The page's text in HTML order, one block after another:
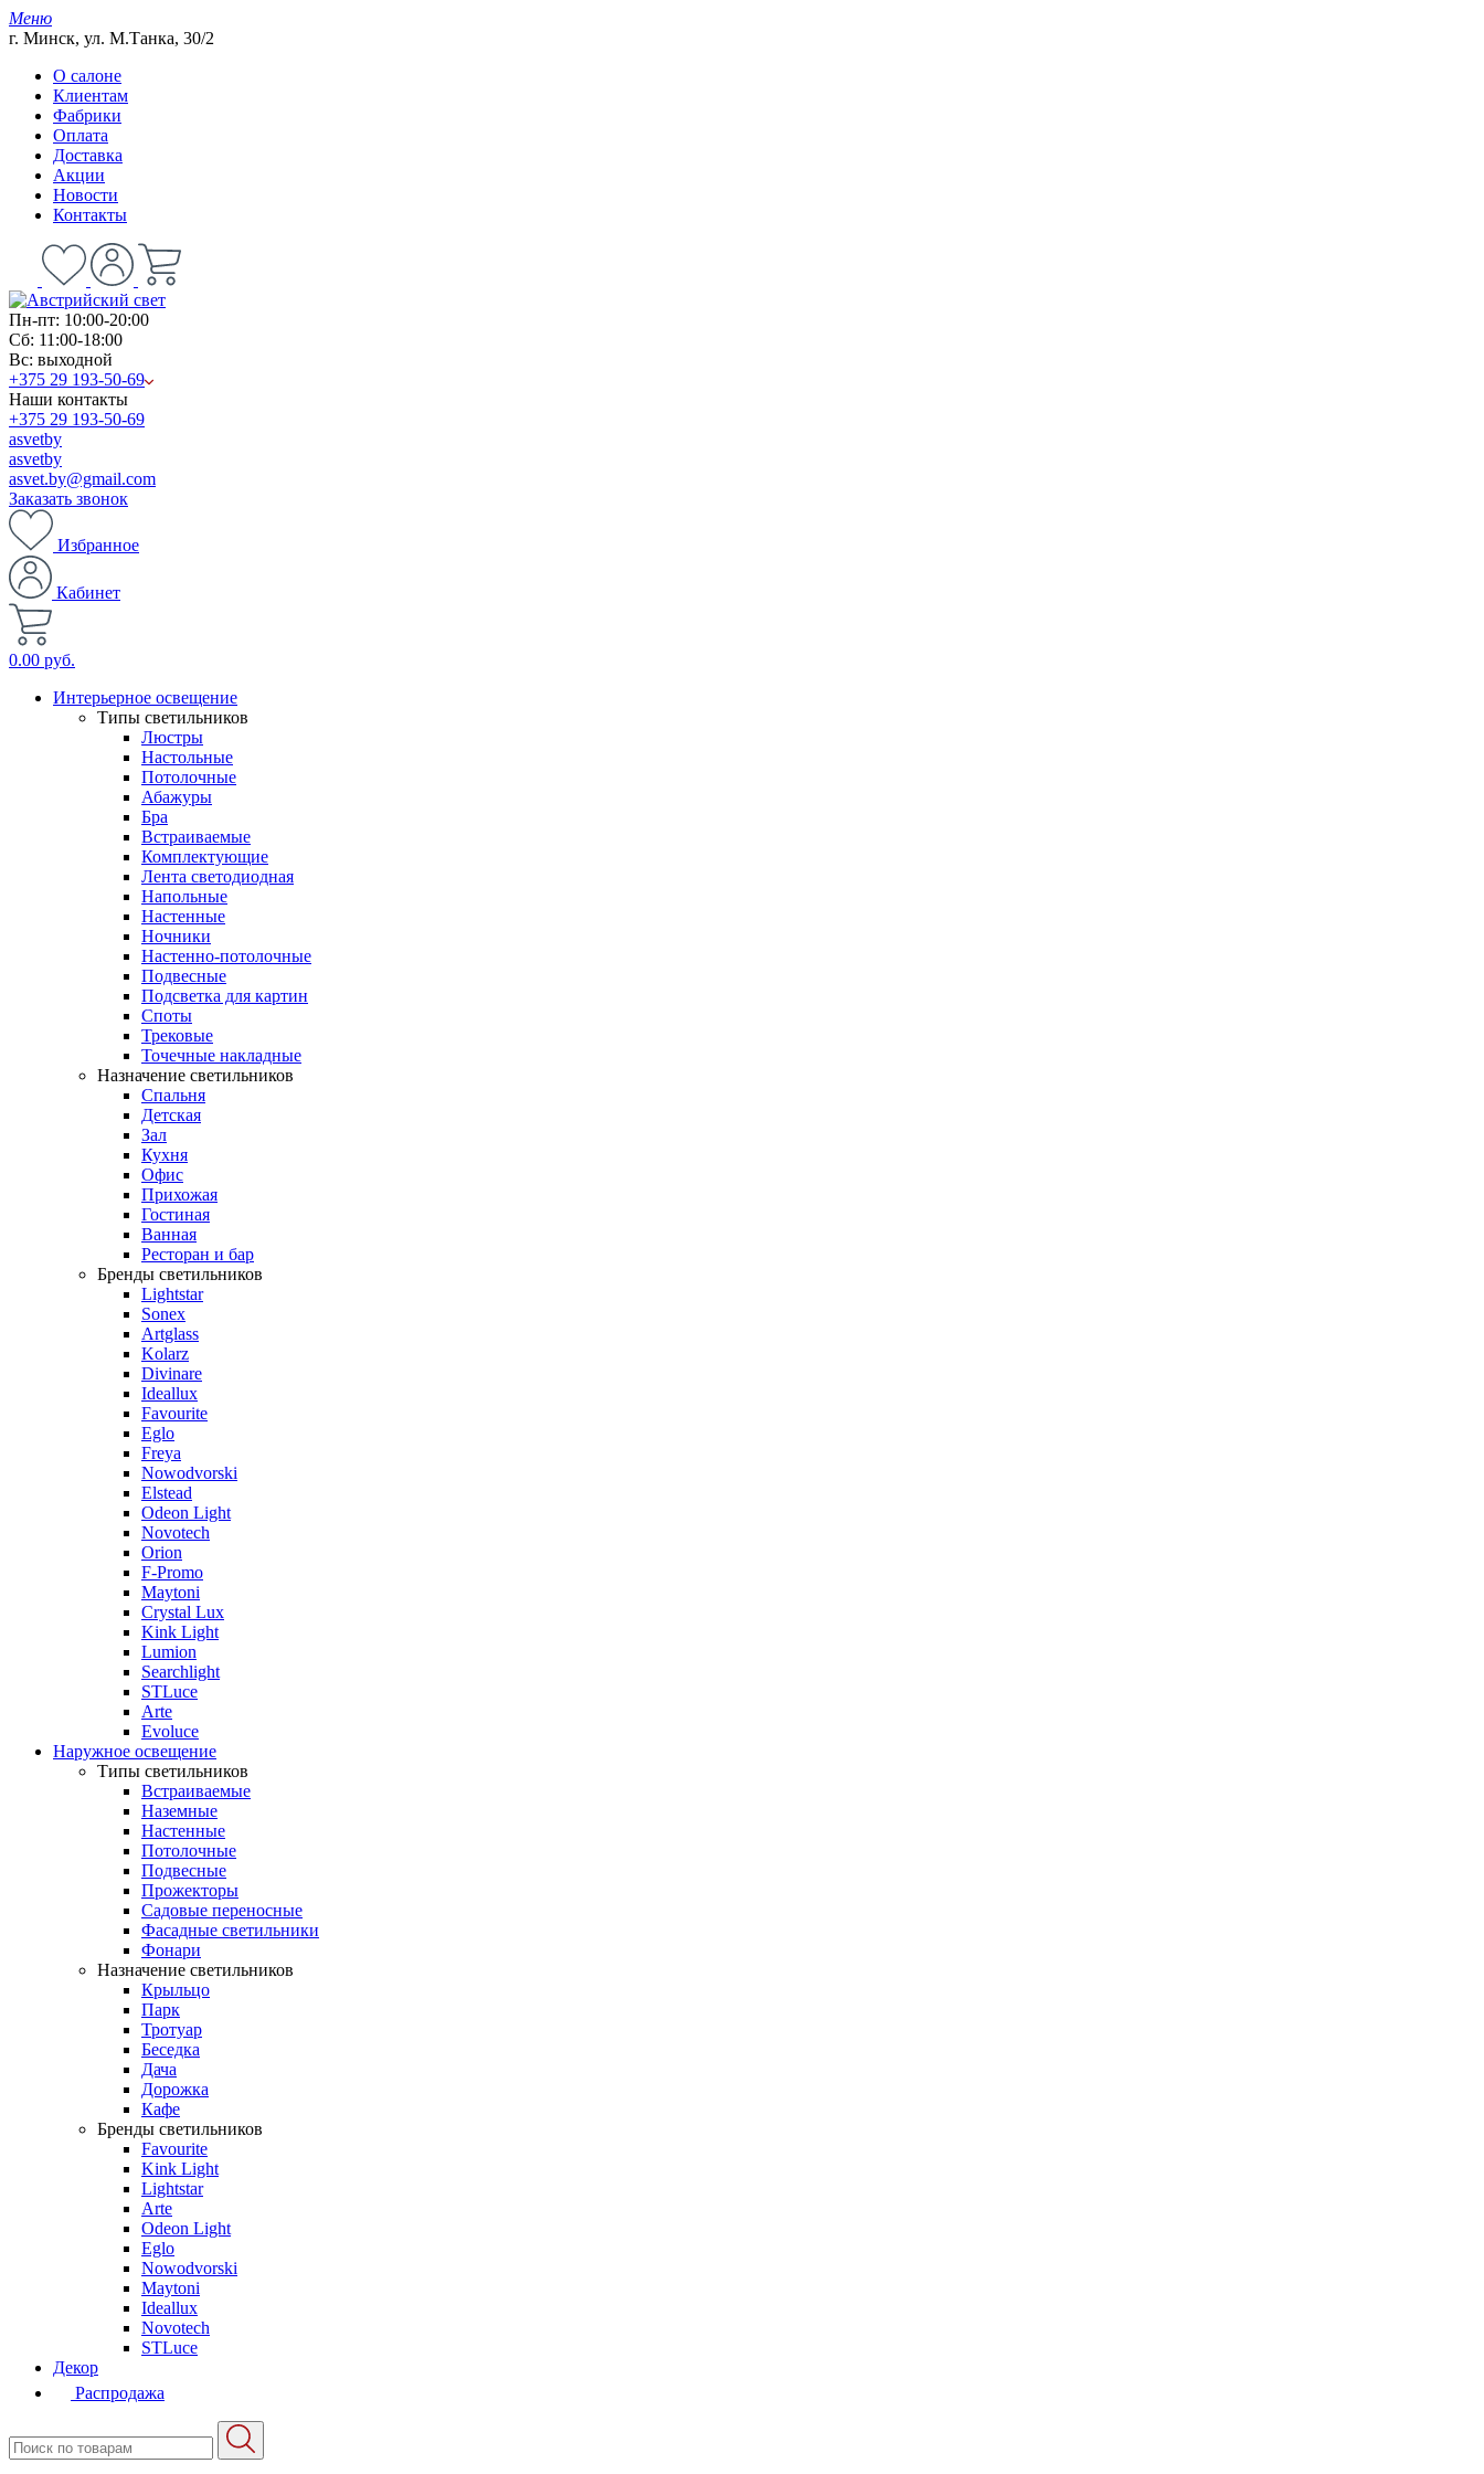
Меню
г. Минск, ул. М.Танка, 30/2
О салоне
Клиентам
Фабрики
Оплата
Доставка
Акции
Новости
Контакты
Пн-пт: 10:00-20:00
Сб: 11:00-18:00
Вс: выходной
+375 29 193-50-69
Наши контакты
+375 29 193-50-69
asvetby
asvetby
asvet.by@gmail.com
Заказать звонок
Избранное
Кабинет
0.00 руб.
Интерьерное освещение
Типы светильников
Люстры
Настольные
Потолочные
Абажуры
Бра
Встраиваемые
Комплектующие
Лента светодиодная
Напольные
Настенные
Ночники
Настенно-потолочные
Подвесные
Подсветка для картин
Споты
Трековые
Точечные накладные
Назначение светильников
Спальня
Детская
Зал
Кухня
Офис
Прихожая
Гостиная
Ванная
Ресторан и бар
Бренды светильников
Lightstar
Sonex
Artglass
Kolarz
Divinare
Ideallux
Favourite
Eglo
Freya
Nowodvorski
Elstead
Odeon Light
Novotech
Orion
F-Promo
Maytoni
Crystal Lux
Kink Light
Lumion
Searchlight
STLuce
Arte
Evoluce
Наружное освещение
Типы светильников
Встраиваемые
Наземные
Настенные
Потолочные
Подвесные
Прожекторы
Садовые переносные
Фасадные светильники
Фонари
Назначение светильников
Крыльцо
Парк
Тротуар
Беседка
Дача
Дорожка
Кафе
Бренды светильников
Favourite
Kink Light
Lightstar
Arte
Odeon Light
Eglo
Nowodvorski
Maytoni
Ideallux
Novotech
STLuce
Декор
Распродажа